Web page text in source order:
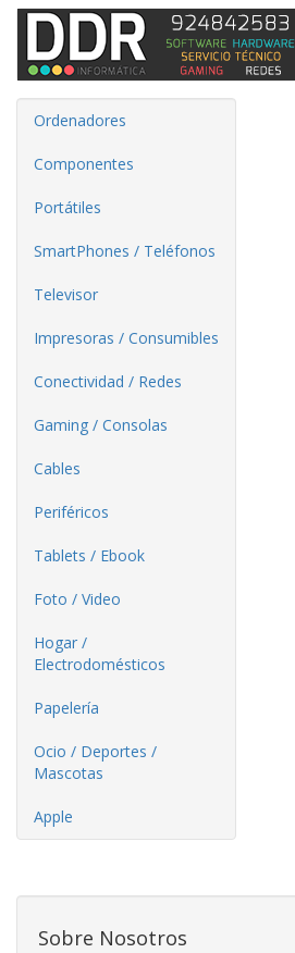
Ordenadores
Componentes
Portátiles
SmartPhones / Teléfonos
Televisor
Impresoras / Consumibles
Conectividad / Redes
Gaming / Consolas
Cables
Periféricos
Tablets / Ebook
Foto / Video
Hogar /
Electrodomésticos
Papelería
Ocio / Deportes /
Mascotas
Apple
Sobre Nosotros